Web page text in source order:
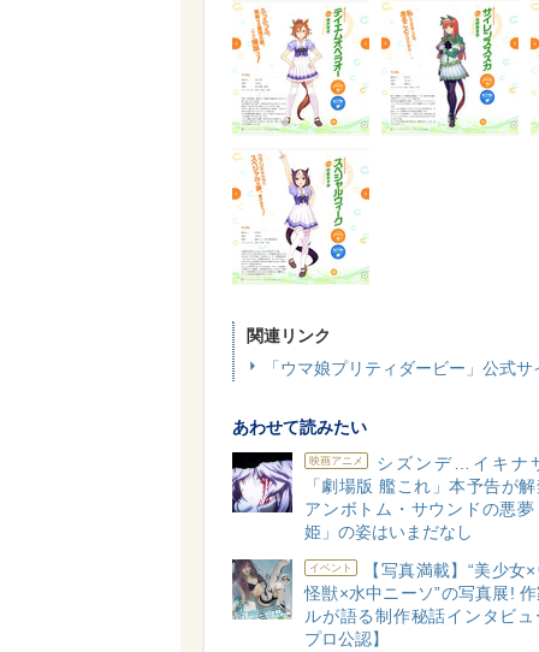
関連リンク
「ウマ娘プリティダービー」公式サ
あわせて読みたい
映画アニメ
シズンデ…イキナ
「劇場版 艦これ」本予告が
アンボトム・サウンドの悪
姫」の姿はいまだなし
イベント
【写真満載】“美少女
怪獣×水中ニーソ”の写真展!
ルが語る制作秘話インタビ
プロ公認】